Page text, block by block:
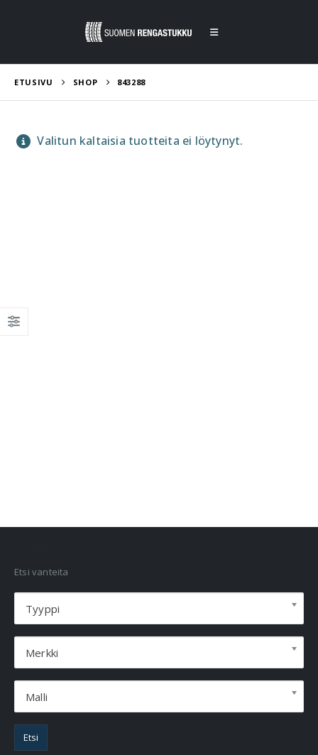
ETUSIVU SHOP 843288
Valitun kaltaisia tuotteita ei löytynyt.
Etsi vanteita
Tyyppi
Merkki
Malli
Etsi